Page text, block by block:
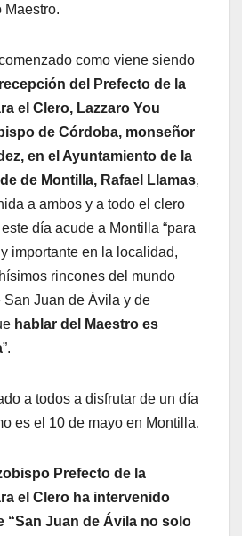
Maestro.
como viene siendo
recepción del Prefecto de la
el Clero, Lazzaro You
de Córdoba, monseñor
en el Ayuntamiento de la
de Montilla, Rafael Llamas,
a ambos y a todo el clero
día acude a Montilla “para
importante en la localidad,
rincones del mundo
Juan de Ávila y de
hablar del Maestro es
”.
a todos a disfrutar de un día
es el 10 de mayo en Montilla.
Prefecto de la
el Clero ha intervenido
“San Juan de Ávila no solo